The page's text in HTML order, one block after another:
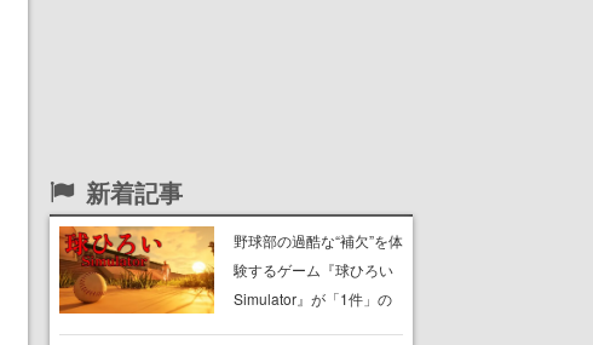
新着記事
野球部の過酷な“補欠”を体
験するゲーム『球ひろい
Simulator』が「1件」の